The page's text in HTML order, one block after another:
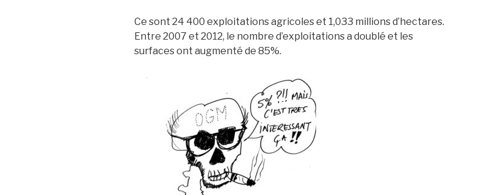
Ce sont 24 400 exploitations agricoles et 1,033 millions d’hectares.
Entre 2007 et 2012, le nombre d’exploitations a doublé et les
surfaces ont augmenté de 85%.